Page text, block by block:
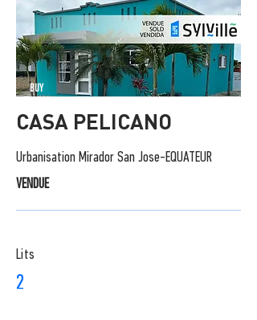
BUY
CASA PELICANO
Urbanisation Mirador San Jose-EQUATEUR
VENDUE
Lits
2